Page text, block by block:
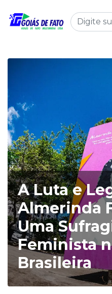
A Luta e
Almerinda
Uma
Feminista
Brasileira